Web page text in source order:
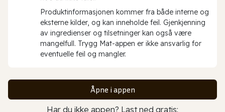
Produktinformasjonen kommer fra både interne og
eksterne kilder, og kan inneholde feil. Gjenkjenning
av ingredienser og tilsetninger kan også være
mangelfull. Trygg Mat-appen er ikke ansvarlig for
eventuelle feil og mangler.
Åpne i appen
Har du ikke appen? Last ned gratis: